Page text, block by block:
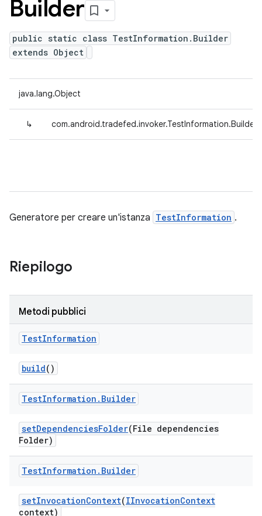
Builder
public static class TestInformation.Builder
extends Object
java.lang.Object
↳ com.android.tradefed.invoker.TestInformation.Builder
Generatore per creare un'istanza TestInformation .
Riepilogo
Metodi pubblici
TestInformation
build()
TestInformation . Builder
setDependenciesFolder(File dependencies
Folder)
TestInformation . Builder
setInvocationContext(IInvocationContext
context)